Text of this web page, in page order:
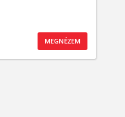
MEGNÉZEM